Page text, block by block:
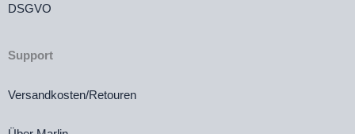
DSGVO
Support
Versandkosten/Retouren